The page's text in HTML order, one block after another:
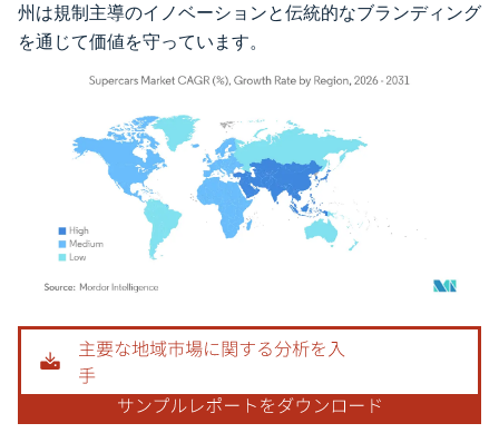
州は規制主導のイノベーションと伝統的なブランディング
を通じて価値を守っています。
画像 © Mordor Intelligence。再利用にはCC BY 4.0の表示が必要です。